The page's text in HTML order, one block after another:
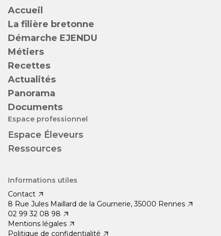
Accueil
La filière bretonne
Démarche EJENDU
Métiers
Recettes
Actualités
Panorama
Documents
Espace professionnel
Espace Éleveurs
Ressources
Informations utiles
Contact
8 Rue Jules Maillard de la Gournerie, 35000 Rennes
02 99 32 08 98
Mentions légales
Politique de confidentialité